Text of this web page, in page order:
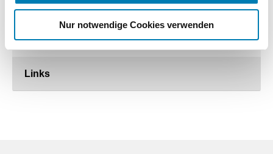
Nur notwendige Cookies verwenden
Links
Arzneimittel 2020: Weniger Rezepte, aber höhere
GKV-Ausgaben im Pandemie-Jahr
27.01.2021